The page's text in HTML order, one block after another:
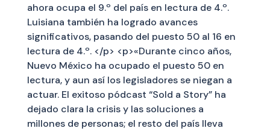
ahora ocupa el 9.º del país en lectura de 4.º.
Luisiana también ha logrado avances
significativos, pasando del puesto 50 al 16 en
lectura de 4.º. </p> <p>«Durante cinco años,
Nuevo México ha ocupado el puesto 50 en
lectura, y aun así los legisladores se niegan a
actuar. El exitoso pódcast “Sold a Story” ha
dejado clara la crisis y las soluciones a
millones de personas; el resto del país lleva